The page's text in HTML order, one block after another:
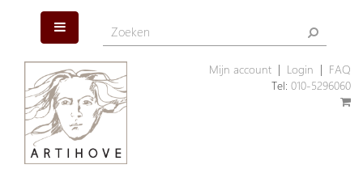
Mijn account| Login
FAQ
Tel: 010-5296060